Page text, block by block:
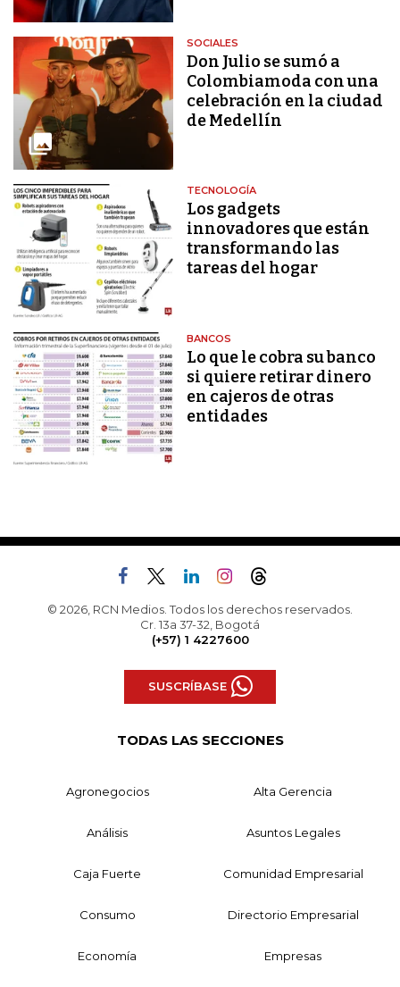
SOCIALES
Don Julio se sumó a
Colombiamoda con una
celebración en la ciudad
de Medellín
TECNOLOGÍA
Los gadgets
innovadores que están
transformando las
tareas del hogar
BANCOS
Lo que le cobra su banco
si quiere retirar dinero
en cajeros de otras
entidades
© 2026, RCN Medios. Todos los derechos reservados.
Cr. 13a 37-32, Bogotá
(+57) 1 4227600
SUSCRÍBASE
TODAS LAS SECCIONES
Agronegocios Alta Gerencia
Análisis Asuntos Legales
Caja Fuerte Comunidad Empresarial
Consumo Directorio Empresarial
Economía Empresas